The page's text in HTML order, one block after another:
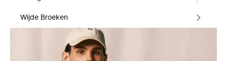
Wijde Broeken